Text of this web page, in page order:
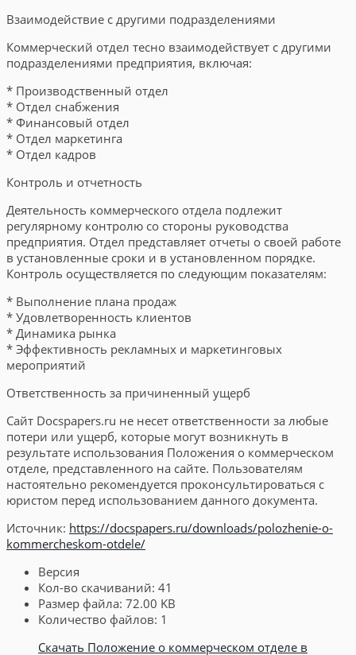
Взаимодействие с другими подразделениями
Коммерческий отдел тесно взаимодействует с другими
подразделениями предприятия, включая:
* Производственный отдел
* Отдел снабжения
* Финансовый отдел
* Отдел маркетинга
* Отдел кадров
Контроль и отчетность
Деятельность коммерческого отдела подлежит
регулярному контролю со стороны руководства
предприятия. Отдел представляет отчеты о своей работе
в установленные сроки и в установленном порядке.
Контроль осуществляется по следующим показателям:
* Выполнение плана продаж
* Удовлетворенность клиентов
* Динамика рынка
* Эффективность рекламных и маркетинговых
мероприятий
Ответственность за причиненный ущерб
Сайт Docspapers.ru не несет ответственности за любые
потери или ущерб, которые могут возникнуть в
результате использования Положения о коммерческом
отделе, представленного на сайте. Пользователям
настоятельно рекомендуется проконсультироваться с
юристом перед использованием данного документа.
Источник: https://docspapers.ru/downloads/polozhenie-o-
kommercheskom-otdele/
Версия
Кол-во скачиваний: 41
Размер файла: 72.00 KB
Количество файлов: 1
Скачать Положение о коммерческом отделе в